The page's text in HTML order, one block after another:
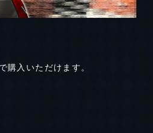
購入いただけます。